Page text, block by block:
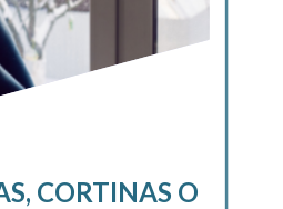
CORTINAS O